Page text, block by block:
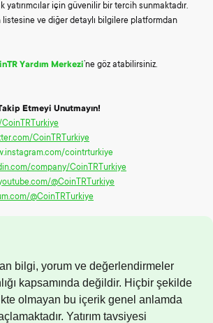
için güvenilir bir tercih sunmaktadır.
ve diğer detaylı bilgilere platformdan
Yardım Merkezi’ne göz atabilirsiniz.
Etmeyi Unutmayın!
CoinTRTurkiye
cointrturkiye
company/CoinTRTurkiye
@CoinTRTurkiye
@CoinTRTurkiye
bilgi, yorum ve değerlendirmeler
kapsamında değildir. Hiçbir şekilde
olmayan bu içerik genel anlamda
Yatırım tavsiyesi